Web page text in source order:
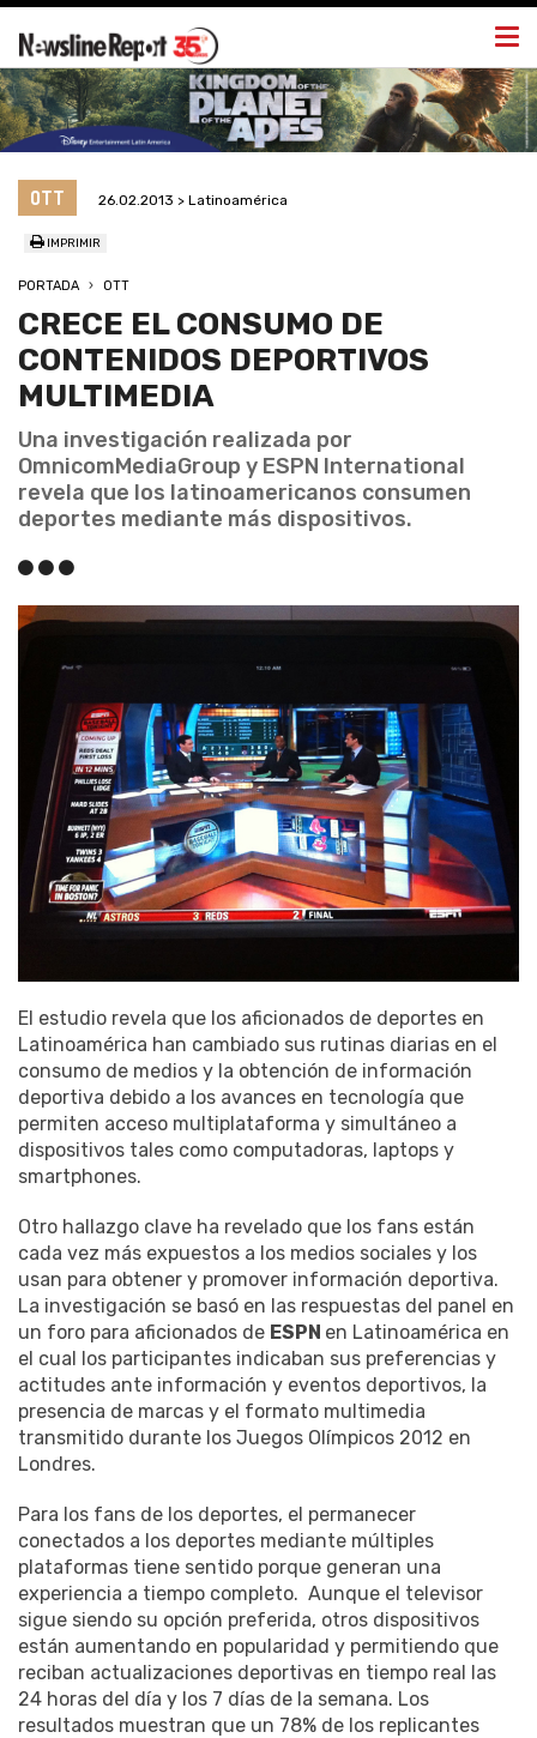
OTT 26.02.2013 > Latinoamérica
IMPRIMIR
PORTADA OTT
CRECE EL CONSUMO DE
CONTENIDOS DEPORTIVOS
MULTIMEDIA
Una investigación realizada por
OmnicomMediaGroup y ESPN International
revela que los latinoamericanos consumen
deportes mediante más dispositivos.
El estudio revela que los aficionados de deportes en
Latinoamérica han cambiado sus rutinas diarias en el
consumo de medios y la obtención de información
deportiva debido a los avances en tecnología que
permiten acceso multiplataforma y simultáneo a
dispositivos tales como computadoras, laptops y
smartphones.
Otro hallazgo clave ha revelado que los fans están
cada vez más expuestos a los medios sociales y los
usan para obtener y promover información deportiva.
La investigación se basó en las respuestas del panel en
un foro para aficionados de ESPN en Latinoamérica en
el cual los participantes indicaban sus preferencias y
actitudes ante información y eventos deportivos, la
presencia de marcas y el formato multimedia
transmitido durante los Juegos Olímpicos 2012 en
Londres.
Para los fans de los deportes, el permanecer
conectados a los deportes mediante múltiples
plataformas tiene sentido porque generan una
experiencia a tiempo completo. Aunque el televisor
sigue siendo su opción preferida, otros dispositivos
están aumentando en popularidad y permitiendo que
reciban actualizaciones deportivas en tiempo real las
24 horas del día y los 7 días de la semana. Los
resultados muestran que un 78% de los replicantes